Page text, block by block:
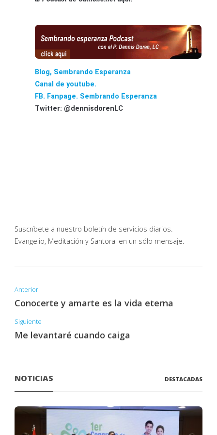
Blog, Sembrando Esperanza
Canal de youtube.
FB. Fanpage. Sembrando Esperanza
Twitter: @dennisdorenLC
Suscríbete a nuestro boletín de servicios diarios.
Evangelio, Meditación y Santoral en un sólo mensaje.
Anterior
Conocerte y amarte es la vida eterna
Siguiente
Me levantaré cuando caiga
NOTICIAS DESTACADAS